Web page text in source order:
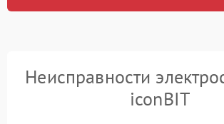
Неисправности
iconBIT